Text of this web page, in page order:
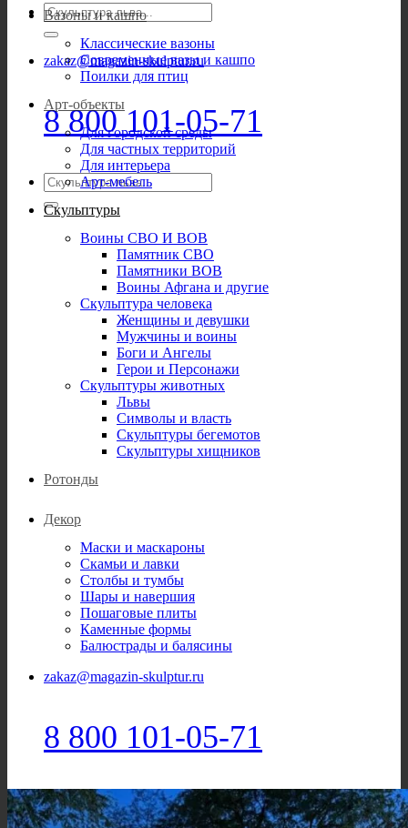
Искать:
zakaz@magazin-skulptur.ru
8 800 101-05-71
Искать:
Вазоны и кашпо
Классические вазоны
Современные вазы и кашпо
Поилки для птиц
Арт-объекты
Для городской среды
Для частных территорий
Для интерьера
Арт-мебель
Скульптуры
Воины СВО И ВОВ
Памятник СВО
Памятники ВОВ
Воины Афгана и другие
Скульптура человека
Женщины и девушки
Мужчины и воины
Боги и Ангелы
Герои и Персонажи
Скульптуры животных
Львы
Символы и власть
Скульптуры бегемотов
Скульптуры хищников
Ротонды
Декор
Маски и маскароны
Скамьи и лавки
Столбы и тумбы
Шары и навершия
Пошаговые плиты
Каменные формы
Балюстрады и балясины
zakaz@magazin-skulptur.ru
8 800 101-05-71